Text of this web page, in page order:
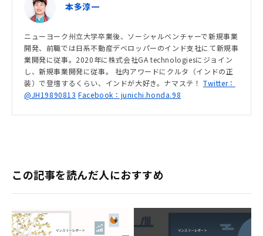
本多淳一
ニューヨーク州立大学卒業後、ソーシャルベンチャーで新規事業
開発、前職では日系不動産デベロッパーのインド支社にて新規事
業開発に従事。2020年に株式会社GA technologiesにジョイン
し、新規事業開発に従事。 社内アワードにクルタ（インドの正
装）で登壇するくらい、インドが大好き。ナマステ！Twitter：
@JH19890813 Facebook：junichi.honda.98
この記事を読んだ人におすすめ